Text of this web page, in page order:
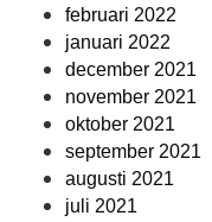
februari 2022
januari 2022
december 2021
november 2021
oktober 2021
september 2021
augusti 2021
juli 2021